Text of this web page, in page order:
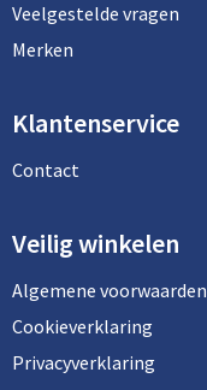
Veelgestelde vragen
Merken
Klantenservice
Contact
Veilig winkelen
Algemene voorwaarden
Cookieverklaring
Privacyverklaring